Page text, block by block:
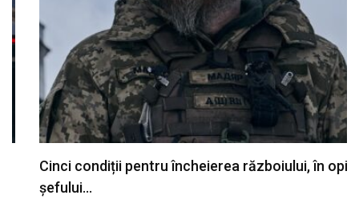
Cinci condiții pentru încheierea războiului, în opinia
șefului…